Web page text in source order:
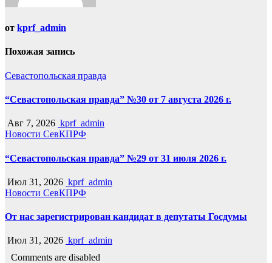
от kprf_admin
Похожая запись
Севастопольская правда
“Севастопольская правда” №30 от 7 августа 2026 г.
Авг 7, 2026 kprf_admin
Новости СевКПРФ
“Севастопольская правда” №29 от 31 июля 2026 г.
Июл 31, 2026 kprf_admin
Новости СевКПРФ
От нас зарегистрирован кандидат в депутаты Госдумы
Июл 31, 2026 kprf_admin
Comments are disabled